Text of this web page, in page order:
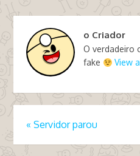
o Criador
O verdadeiro
fake
View
« Servidor parou